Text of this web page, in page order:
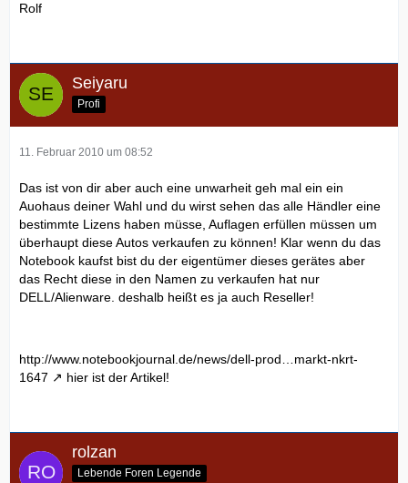
Rolf
Seiyaru
Profi
11. Februar 2010 um 08:52
Das ist von dir aber auch eine unwarheit geh mal ein ein
Auohaus deiner Wahl und du wirst sehen das alle Händler eine
bestimmte Lizens haben müsse, Auflagen erfüllen müssen um
überhaupt diese Autos verkaufen zu können! Klar wenn du das
Notebook kaufst bist du der eigentümer dieses gerätes aber
das Recht diese in den Namen zu verkaufen hat nur
DELL/Alienware. deshalb heißt es ja auch Reseller!
http://www.notebookjournal.de/news/dell-prod…markt-nkrt-
1647
hier ist der Artikel!
rolzan
Lebende Foren Legende